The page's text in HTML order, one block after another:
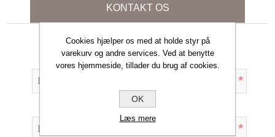
KONTAKT OS
Dit navn
*
Din e-mail
*
Cookies hjælper os med at holde styr på
varekurv og andre services. Ved at benytte
vores hjemmeside, tillader du brug af cookies.
OK
Læs mere